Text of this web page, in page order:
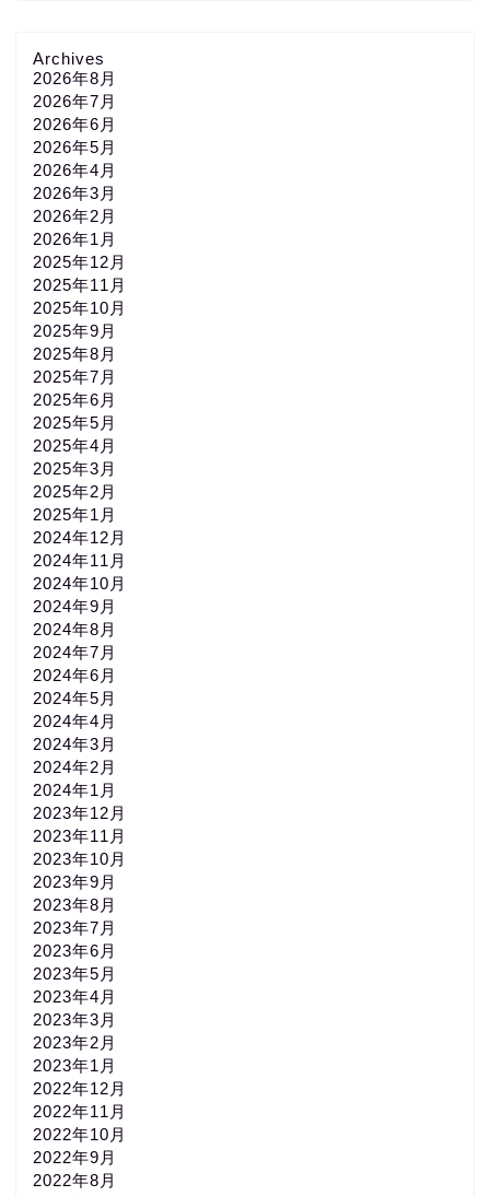
Archives
2026年8月
2026年7月
2026年6月
2026年5月
2026年4月
2026年3月
2026年2月
2026年1月
2025年12月
2025年11月
2025年10月
2025年9月
2025年8月
2025年7月
2025年6月
2025年5月
2025年4月
2025年3月
2025年2月
2025年1月
2024年12月
2024年11月
2024年10月
2024年9月
2024年8月
2024年7月
2024年6月
2024年5月
2024年4月
2024年3月
2024年2月
2024年1月
2023年12月
2023年11月
2023年10月
2023年9月
2023年8月
2023年7月
2023年6月
2023年5月
2023年4月
2023年3月
2023年2月
2023年1月
2022年12月
2022年11月
2022年10月
2022年9月
2022年8月